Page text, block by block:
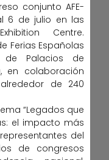
conjunto AFE-
6 de julio en las
Centre.
Ferias Españolas
Palacios de
en colaboración
de 240
“Legados que
el impacto más
del
de congresos